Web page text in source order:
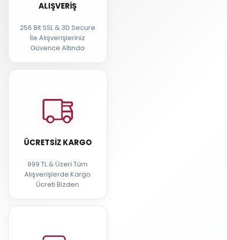
ALIŞVERIŞ
256 Bit SSL & 3D Secure
İle Alışverişleriniz
Güvence Altında
ÜCRETSIZ KARGO
999 TL & Üzeri Tüm
Alışverişlerde Kargo
Ücreti Bizden